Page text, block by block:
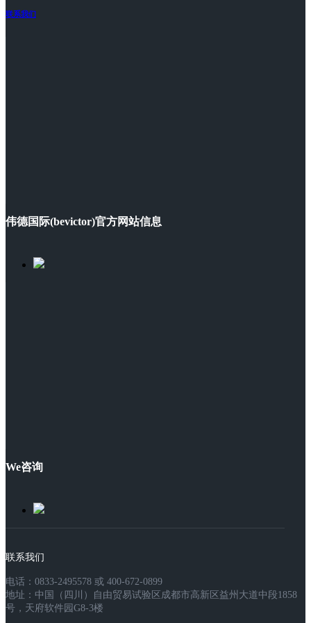
联系我们
伟德国际(bevictor)官方网站信息
We咨询
联系我们
电话：0833-2495578 或 400-672-0899
地址：中国（四川）自由贸易试验区成都市高新区益州大道中段1858
号，天府软件园G8-3楼